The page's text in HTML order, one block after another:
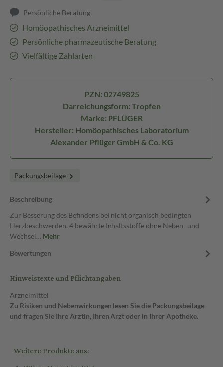
Persönliche Beratung
Homöopathisches Arzneimittel
Persönliche pharmazeutische Beratung
Vielfältige Zahlarten
PZN: 02749825
Darreichungsform: Tropfen
Marke: PFLÜGER
Hersteller: Homöopathisches Laboratorium
Alexander Pflüger GmbH & Co. KG
Packungsbeilage
Beschreibung
Zur Besserung des Befindens bei nicht organisch bedingten
Herzbeschwerden. 4 bewährte Inhaltsstoffe ohne Neben- und
Wechsel… Mehr
Bewertungen
Hinweistexte und Pflichtangaben
Arzneimittel
Zu Risiken und Nebenwirkungen lesen Sie die Packungsbeilage
und fragen Sie Ihre Ärztin, Ihren Arzt oder in Ihrer Apotheke.
Weitere Produkte aus: